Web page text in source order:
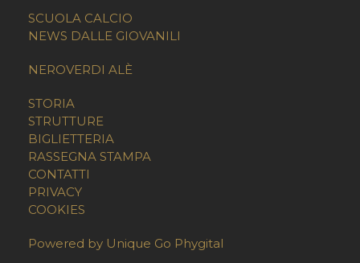
SCUOLA CALCIO
NEWS DALLE GIOVANILI
NEROVERDI ALÈ
STORIA
STRUTTURE
BIGLIETTERIA
RASSEGNA STAMPA
CONTATTI
PRIVACY
COOKIES
Powered by Unique Go Phygital